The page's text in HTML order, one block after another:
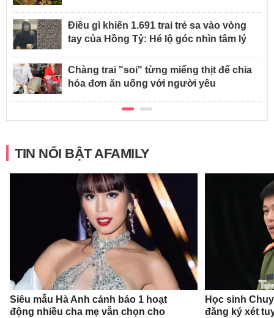
Điều gì khiến 1.691 trai trẻ sa vào vòng
tay của Hồng Tỷ: Hé lộ góc nhìn tâm lý
Chàng trai "soi" từng miếng thịt để chia
hóa đơn ăn uống với người yêu
TIN NỔI BẬT AFAMILY
Siêu mẫu Hà Anh cảnh báo 1 hoạt
động nhiều cha mẹ vẫn chọn cho
Học sinh
đăng ký xét